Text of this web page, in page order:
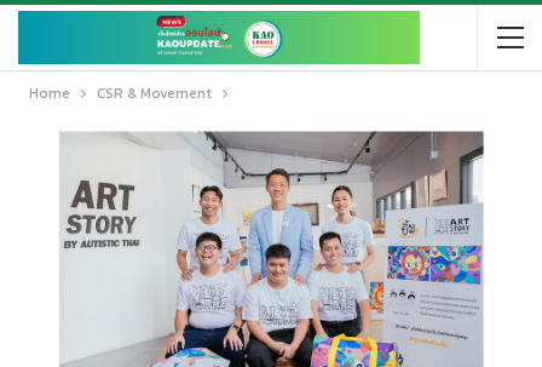
Home CSR & Movement